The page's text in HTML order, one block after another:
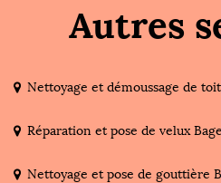
Autres
Nettoyage et démoussage de
Réparation et pose de velux
Nettoyage et pose de gouttière